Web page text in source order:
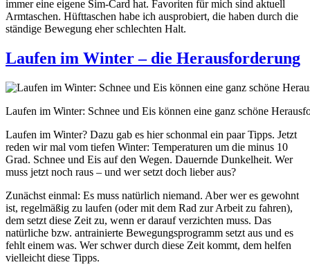
immer eine eigene Sim-Card hat. Favoriten für mich sind aktuell
Armtaschen. Hüfttaschen habe ich ausprobiert, die haben durch die
ständige Bewegung eher schlechten Halt.
Laufen im Winter – die Herausforderung
Laufen im Winter: Schnee und Eis können eine ganz schöne
Laufen im Winter? Dazu gab es hier schonmal ein paar Tipps. Jetzt
reden wir mal vom tiefen Winter: Temperaturen um die minus 10
Grad. Schnee und Eis auf den Wegen. Dauernde Dunkelheit. Wer
muss jetzt noch raus – und wer setzt doch lieber aus?
Zunächst einmal: Es muss natürlich niemand. Aber wer es gewohnt
ist, regelmäßig zu laufen (oder mit dem Rad zur Arbeit zu fahren),
dem setzt diese Zeit zu, wenn er darauf verzichten muss. Das
natürliche bzw. antrainierte Bewegungsprogramm setzt aus und es
fehlt einem was. Wer schwer durch diese Zeit kommt, dem helfen
vielleicht diese Tipps.